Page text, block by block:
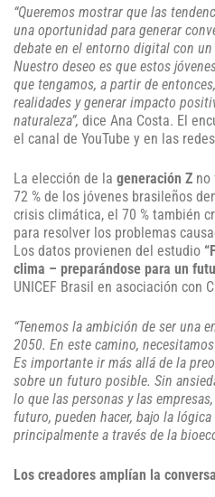
“Queremos mostrar que las
una oportunidad para generar
debate en el entorno digital con
Nuestro deseo es que estos
que tengamos, a partir de
realidades y generar impacto
naturaleza”, dice Ana Costa. El
el canal de YouTube y en las
La elección de la generación Z no
72 % de los jóvenes brasileños
crisis climática, el 70 % también
para resolver los problemas
Los datos provienen del estudio
clima – preparándose para un
UNICEF Brasil en asociación con
“Tenemos la ambición de ser una
2050. En este camino,
Es importante ir más allá de la
sobre un futuro posible. Sin
lo que las personas y las
futuro, pueden hacer, bajo la
principalmente a través de la
Los creadores amplían la